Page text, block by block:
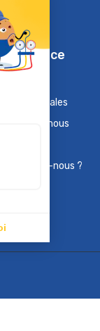
légales
nous
sommes-nous ?